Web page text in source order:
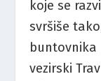
koje se
svršiše
buntovnika
vezirski